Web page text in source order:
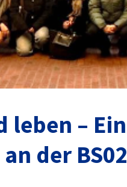
leben – Ein
der BS02